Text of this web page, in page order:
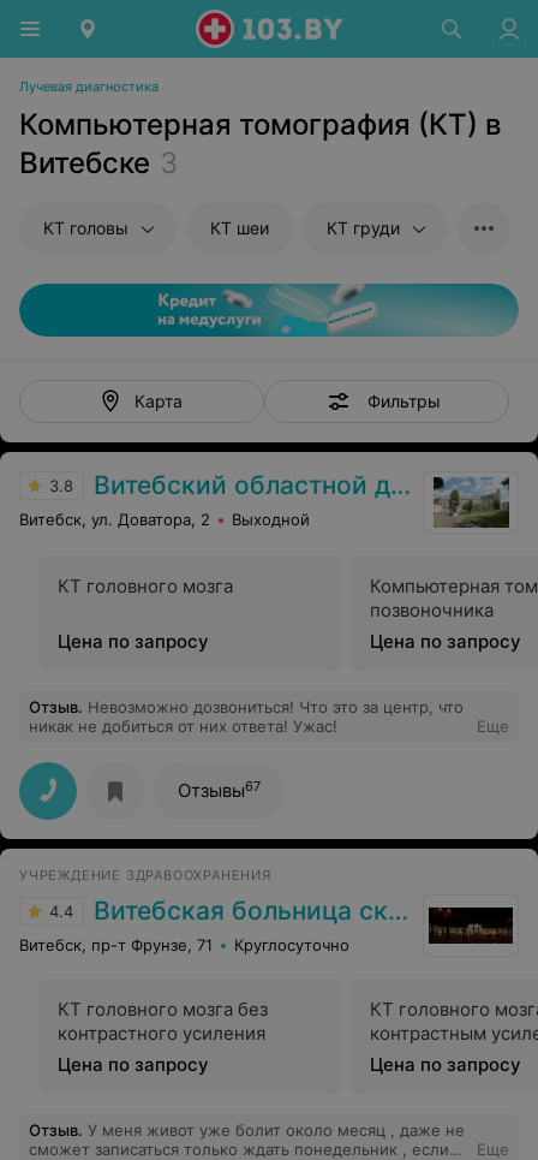
Лучевая диагностика
Компьютерная томография (КТ) в
Витебске 3
КТ головы КТ шеи КТ груди
Карта Фильтры
3.8 Витебский областной диагностический центр
Витебск, ул. Доватора, 2 Выходной
КТ головного мозга
Цена по запросу
Компьютерная
позвоночника
Цена по запросу
Отзыв. Невозможно дозвониться! Что это за центр, что
никак не добиться от них ответа! Ужас!
Еще
Отзывы67
УЧРЕЖДЕНИЕ ЗДРАВООХРАНЕНИЯ
4.4 Витебская больница скорой помощи
Витебск, пр-т Фрунзе, 71 Круглосуточно
КТ головного мозга без
контрастного усиления
Цена по запросу
КТ головного
контрастным
Цена по запросу
Отзыв. У меня живот уже болит около месяц , даже не
сможет записаться только ждать понедельник , если
Еще